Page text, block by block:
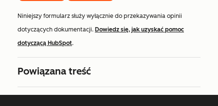
Niniejszy formularz służy wyłącznie do przekazywania opinii
dotyczących dokumentacji. Dowiedz się, jak uzyskać pomoc
dotyczącą HubSpot.
Powiązana treść